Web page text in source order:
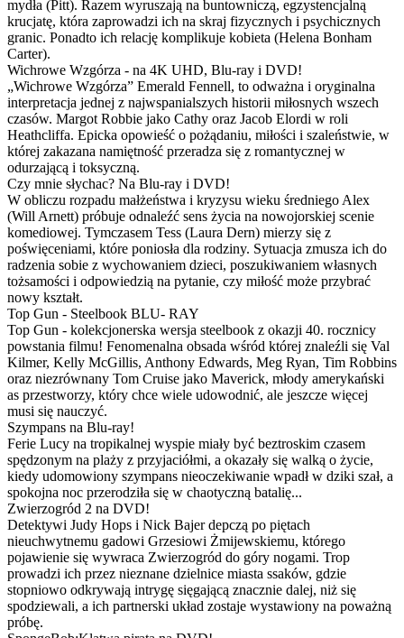
mydła (Pitt). Razem wyruszają na buntowniczą, egzystencjalną
krucjatę, która zaprowadzi ich na skraj fizycznych i psychicznych
granic. Ponadto ich relację komplikuje kobieta (Helena Bonham
Carter).
Wichrowe Wzgórza - na 4K UHD, Blu-ray i DVD!
„Wichrowe Wzgórza” Emerald Fennell, to odważna i oryginalna
interpretacja jednej z najwspanialszych historii miłosnych wszech
czasów. Margot Robbie jako Cathy oraz Jacob Elordi w roli
Heathcliffa. Epicka opowieść o pożądaniu, miłości i szaleństwie, w
której zakazana namiętność przeradza się z romantycznej w
odurzającą i toksyczną.
Czy mnie słychac? Na Blu-ray i DVD!
W obliczu rozpadu małżeństwa i kryzysu wieku średniego Alex
(Will Arnett) próbuje odnaleźć sens życia na nowojorskiej scenie
komediowej. Tymczasem Tess (Laura Dern) mierzy się z
poświęceniami, które poniosła dla rodziny. Sytuacja zmusza ich do
radzenia sobie z wychowaniem dzieci, poszukiwaniem własnych
tożsamości i odpowiedzią na pytanie, czy miłość może przybrać
nowy kształt.
Top Gun - Steelbook BLU- RAY
Top Gun - kolekcjonerska wersja steelbook z okazji 40. rocznicy
powstania filmu! Fenomenalna obsada wśród której znaleźli się Val
Kilmer, Kelly McGillis, Anthony Edwards, Meg Ryan, Tim Robbins
oraz niezrównany Tom Cruise jako Maverick, młody amerykański
as przestworzy, który chce wiele udowodnić, ale jeszcze więcej
musi się nauczyć.
Szympans na Blu-ray!
Ferie Lucy na tropikalnej wyspie miały być beztroskim czasem
spędzonym na plaży z przyjaciółmi, a okazały się walką o życie,
kiedy udomowiony szympans nieoczekiwanie wpadł w dziki szał, a
spokojna noc przerodziła się w chaotyczną batalię...
Zwierzogród 2 na DVD!
Detektywi Judy Hops i Nick Bajer depczą po piętach
nieuchwytnemu gadowi Grzesiowi Żmijewskiemu, którego
pojawienie się wywraca Zwierzogród do góry nogami. Trop
prowadzi ich przez nieznane dzielnice miasta ssaków, gdzie
stopniowo odkrywają intrygę sięgającą znacznie dalej, niż się
spodziewali, a ich partnerski układ zostaje wystawiony na poważną
próbę.